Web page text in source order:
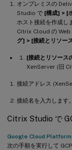
オンプレミスの
Studio で [構成] > [
ホスト接続を作成し
Citrix Cloud の Web
グ] > [接続とリソー
[接続とリソース
XenServer (旧
接続アドレス
接続名を入力します。
Citrix Studio で
Google Cloud Platform
次の手順を実行して